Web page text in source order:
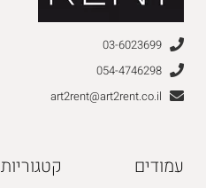
03-6023699
054-4746298
art2rent@art2rent.co.il
עמודים קטגוריות